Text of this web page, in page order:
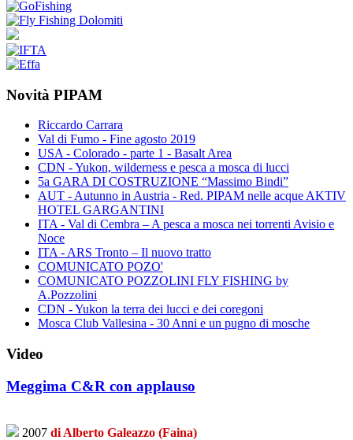
Novità PIPAM
Riccardo Carrara
Val di Fumo - Fine agosto 2019
USA - Colorado - parte 1 - Basalt Area
CDN - Yukon, wilderness e pesca a mosca di lucci
5a GARA DI COSTRUZIONE “Massimo Bindi”
AUT - Autunno in Austria - Red. PIPAM nelle acque AKTIV
HOTEL GARGANTINI
ITA - Val di Cembra – A pesca a mosca nei torrenti Avisio e
Noce
ITA - ARS Tronto – Il nuovo tratto
COMUNICATO POZO'
COMUNICATO POZZOLINI FLY FISHING by
A.Pozzolini
CDN - Yukon la terra dei lucci e dei coregoni
Mosca Club Vallesina - 30 Anni e un pugno di mosche
Video
Meggima C&R con applauso
2007 di Alberto Galeazzo (Faina)